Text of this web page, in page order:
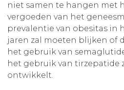
niet samen te hangen met
vergoeden van het
prevalentie van obesitas in
jaren zal moeten blijken of
het gebruik van
het gebruik van tirzepatide
ontwikkelt.